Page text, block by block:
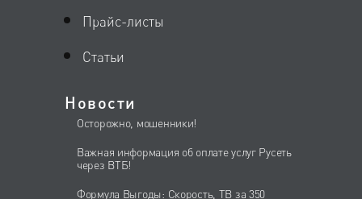
Прайс-листы
Статьи
Новости
Осторожно, мошенники!
Важная информация об оплате услуг Русеть
через ВТБ!
Формула Выгоды: Скорость, ТВ за 350